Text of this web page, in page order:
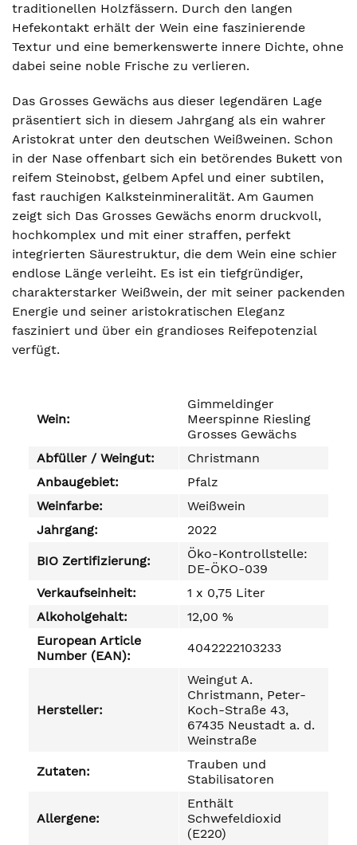
traditionellen Holzfässern. Durch den langen
Hefekontakt erhält der Wein eine faszinierende
Textur und eine bemerkenswerte innere Dichte, ohne
dabei seine noble Frische zu verlieren.
Das Grosses Gewächs aus dieser legendären Lage
präsentiert sich in diesem Jahrgang als ein wahrer
Aristokrat unter den deutschen Weißweinen. Schon
in der Nase offenbart sich ein betörendes Bukett von
reifem Steinobst, gelbem Apfel und einer subtilen,
fast rauchigen Kalksteinmineralität. Am Gaumen
zeigt sich Das Grosses Gewächs enorm druckvoll,
hochkomplex und mit einer straffen, perfekt
integrierten Säurestruktur, die dem Wein eine schier
endlose Länge verleiht. Es ist ein tiefgründiger,
charakterstarker Weißwein, der mit seiner packenden
Energie und seiner aristokratischen Eleganz
fasziniert und über ein grandioses Reifepotenzial
verfügt.
Wein:
Gimmeldinger
Meerspinne Riesling
Grosses Gewächs
Abfüller / Weingut:
Christmann
Anbaugebiet:
Pfalz
Weinfarbe:
Weißwein
Jahrgang:
2022
BIO Zertifizierung:
Öko-Kontrollstelle:
DE-ÖKO-039
Verkaufseinheit:
1 x 0,75 Liter
Alkoholgehalt:
12,00 %
European Article
Number (EAN):
4042222103233
Hersteller:
Weingut A.
Christmann, Peter-
Koch-Straße 43,
67435 Neustadt a. d.
Weinstraße
Zutaten:
Trauben und
Stabilisatoren
Allergene:
Enthält
Schwefeldioxid
(E220)